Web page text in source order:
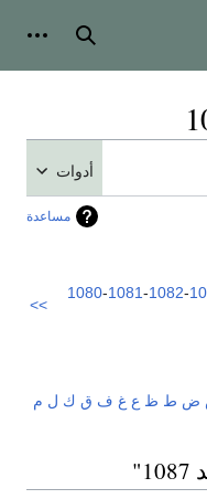
بحث
أدوات
مساعدة
1080-1081-1082-
>>
ض ط ظ ع غ ف ق ك ل م